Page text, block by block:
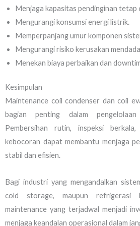
Menjaga kapasitas pendinginan tetap
Mengurangi konsumsi energi listrik.
Memperpanjang umur komponen
Mengurangi risiko kerusakan
Menekan biaya perbaikan dan
Kesimpulan
Maintenance coil condenser dan coil
bagian penting dalam
Pembersihan rutin, inspeksi
kebocoran dapat membantu menjaga
stabil dan efisien.
Bagi industri yang mengandalkan
cold storage, maupun refrigerasi
maintenance yang terjadwal menjadi
menjaga keandalan operasional dalam